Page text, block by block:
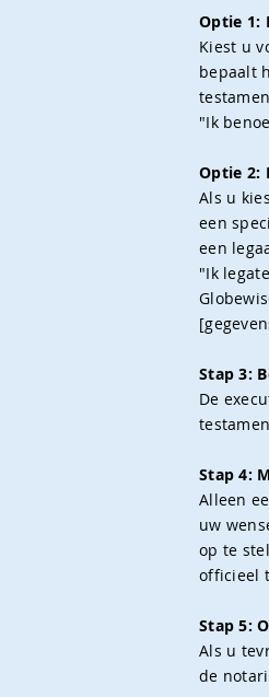
Optie 1:
Kiest u
bepaalt
"Ik
Optie 2:
Als u
een
een
"Ik
Stap 3:
De
Stap 4:
Alleen
uw
op te
officieel
Stap 5:
Als u
de